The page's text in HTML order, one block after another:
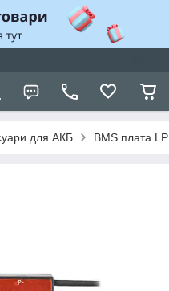
для АКБ BMS плата